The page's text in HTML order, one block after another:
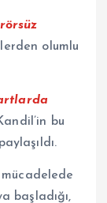
olumlu
bu
başladığı,